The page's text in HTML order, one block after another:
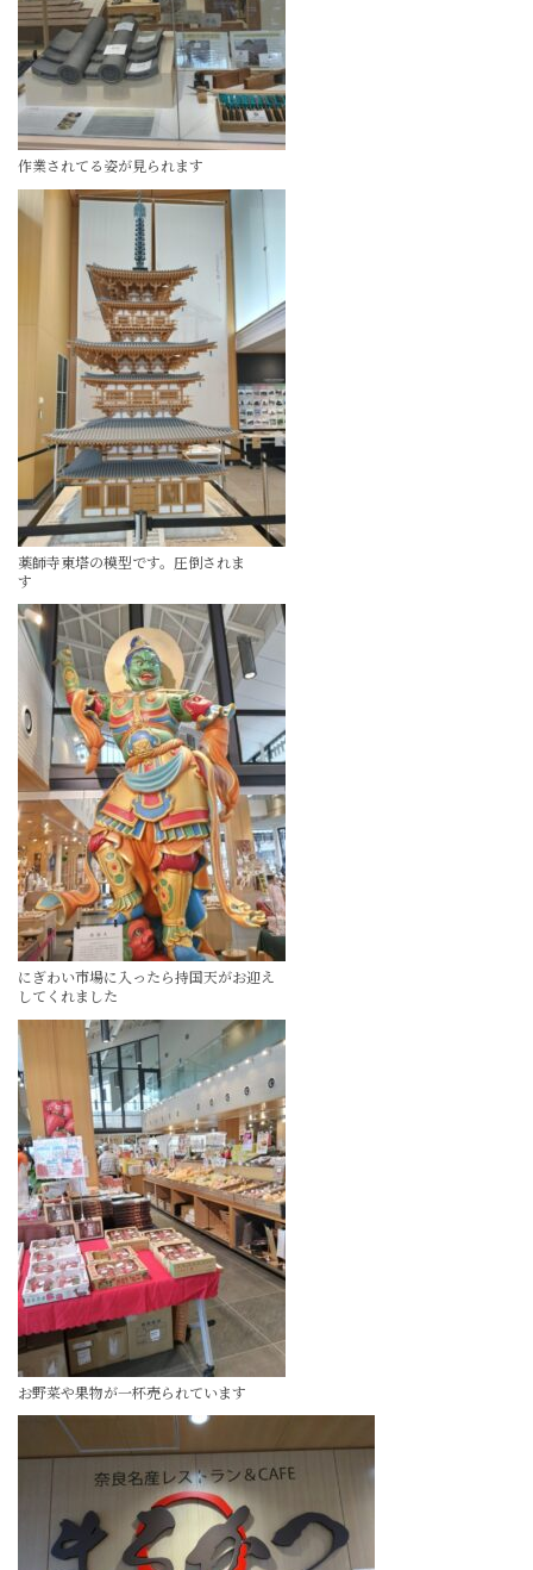
作業されてる姿が見られます
薬師寺東塔の模型です。圧倒されま
す
にぎわい市場に入ったら持国天がお迎え
してくれました
お野菜や果物が一杯売られています